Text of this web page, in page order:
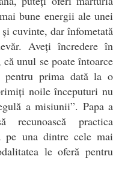
bune energii ale unei
cuvinte, dar înfometată
Aveți încredere în
unul se poate întoarce
pentru prima dată la o
noile începuturi nu
a misiunii”. Papa a
recunoască practica
pe una dintre cele mai
le oferă pentru